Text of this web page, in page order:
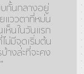
บกั้นกลางอยู่
แววตาที่หม่น
ห็นในวันแรก
ไม่มีจุดเริ่มต้น
างล่ะที่จะคง